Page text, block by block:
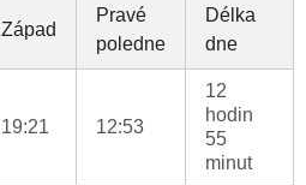
Západ
Pravé
poledne
Délka
dne
19:21 12:53
12
hodin
55
minut